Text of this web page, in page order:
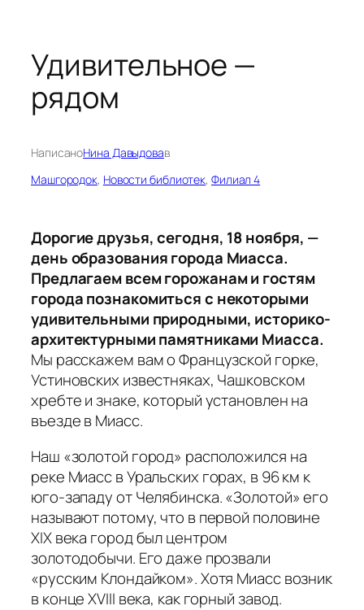
Удивительное —
рядом
НаписаноНина Давыдовав
Машгородок, Новости библиотек, Филиал 4
Дорогие друзья, сегодня, 18 ноября, —
день образования города Миасса.
Предлагаем всем горожанам и гостям
города познакомиться с некоторыми
удивительными природными, историко-
архитектурными памятниками Миасса.
Мы расскажем вам о Французской горке,
Устиновских известняках, Чашковском
хребте и знаке, который установлен на
въезде в Миасс.
Наш «золотой город» расположился на
реке Миасс в Уральских горах, в 96 км к
юго-западу от Челябинска. «Золотой» его
называют потому, что в первой половине
XIX века город был центром
золотодобычи. Его даже прозвали
«русским Клондайком». Хотя Миасс возник
в конце ХVIII века, как горный завод.